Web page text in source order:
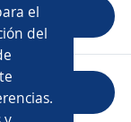
el
del